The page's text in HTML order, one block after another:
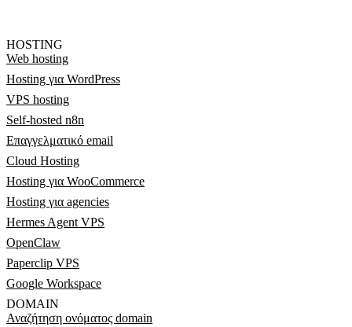
HOSTING
Web hosting
Hosting για WordPress
VPS hosting
Self-hosted n8n
Επαγγελματικό email
Cloud Hosting
Hosting για WooCommerce
Hosting για agencies
Hermes Agent VPS
OpenClaw
Paperclip VPS
Google Workspace
DOMAIN
Αναζήτηση ονόματος domain